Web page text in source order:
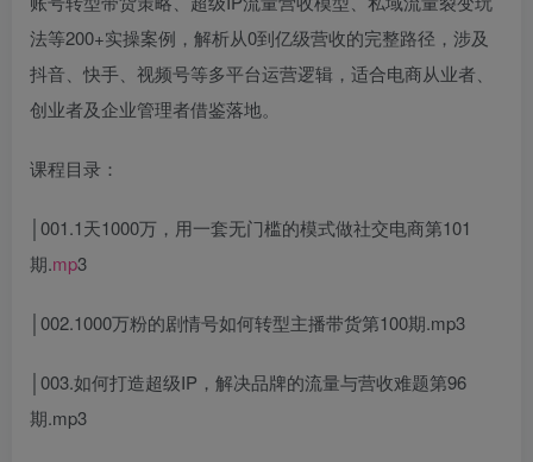
法等200+实操案例，解析从0到亿级营收的完整路径，涉及
抖音、快手、视频号等多平台运营逻辑，适合电商从业者、
创业者及企业管理者借鉴落地。
课程目录：
│001.1天1000万，用一套无门槛的模式做社交电商第101
期.mp3
│002.1000万粉的剧情号如何转型主播带货第100期.mp3
│003.如何打造超级IP，解决品牌的流量与营收难题第96
期.mp3